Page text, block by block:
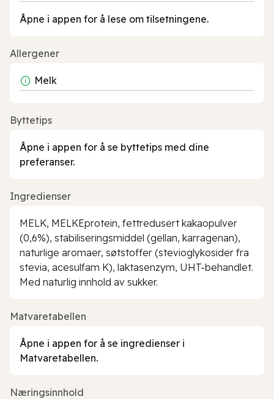
Åpne i appen for å lese om tilsetningene.
Allergener
Melk
Byttetips
Åpne i appen for å se byttetips med dine
preferanser.
Ingredienser
MELK, MELKEprotein, fettredusert kakaopulver
(0,6%), stabiliseringsmiddel (gellan, karragenan),
naturlige aromaer, søtstoffer (stevioglykosider fra
stevia, acesulfam K), laktasenzym, UHT-behandlet.
Med naturlig innhold av sukker.
Matvaretabellen
Åpne i appen for å se ingredienser i
Matvaretabellen.
Næringsinnhold